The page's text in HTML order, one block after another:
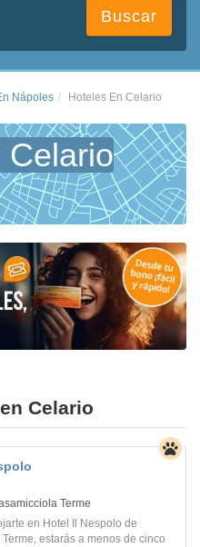
Buscar
Nápoles Hoteles En Celario
Celario
Celario
Terme
en Hotel Il Nespolo de
estarás a menos de cinco